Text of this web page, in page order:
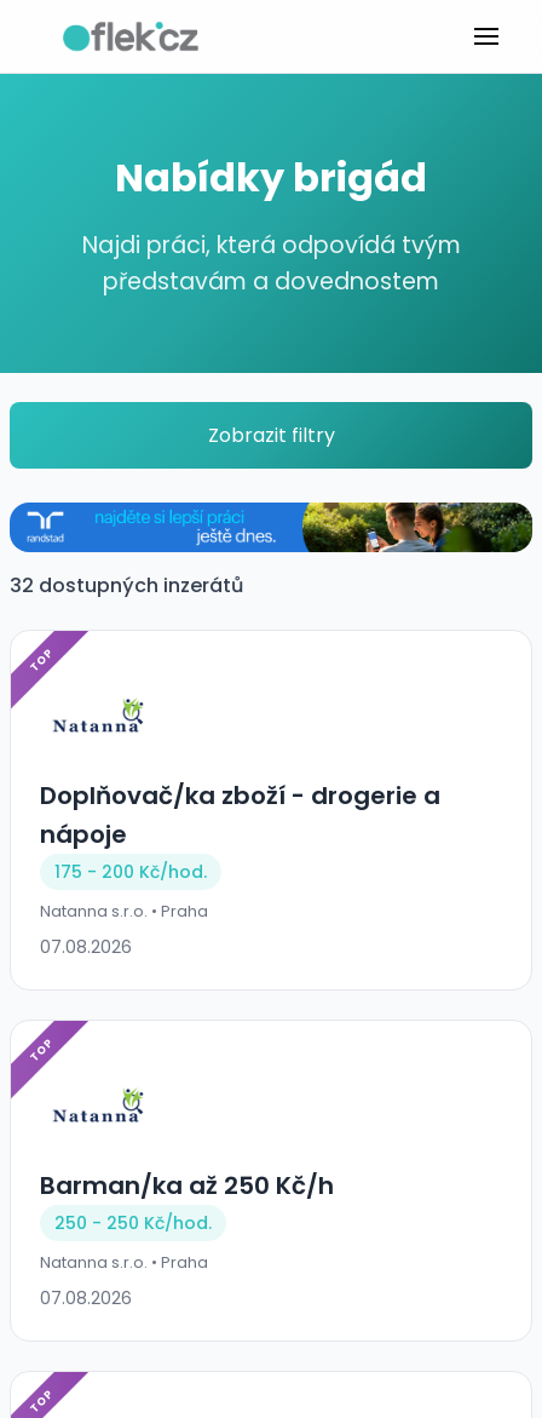
Nabídky brigád
Najdi práci, která odpovídá tvým
představám a dovednostem
Zobrazit filtry
32 dostupných inzerátů
TOP
Doplňovač/ka zboží - drogerie a
nápoje
175 - 200 Kč/hod.
Natanna s.r.o. • Praha
07.08.2026
TOP
Barman/ka až 250 Kč/h
250 - 250 Kč/hod.
Natanna s.r.o. • Praha
07.08.2026
TOP